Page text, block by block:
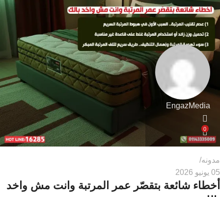
EngazMedia
0
مدونه
05 يونيو 2026
أخطاء شائعة بتقصّر عمر المرتبة وانت مش واخد